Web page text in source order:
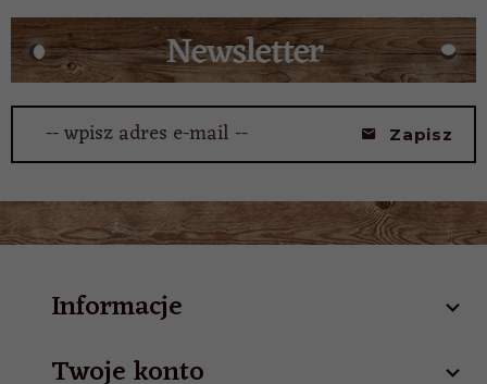
-- wpisz adres e-mail -- Zapisz
Informacje
Twoje konto